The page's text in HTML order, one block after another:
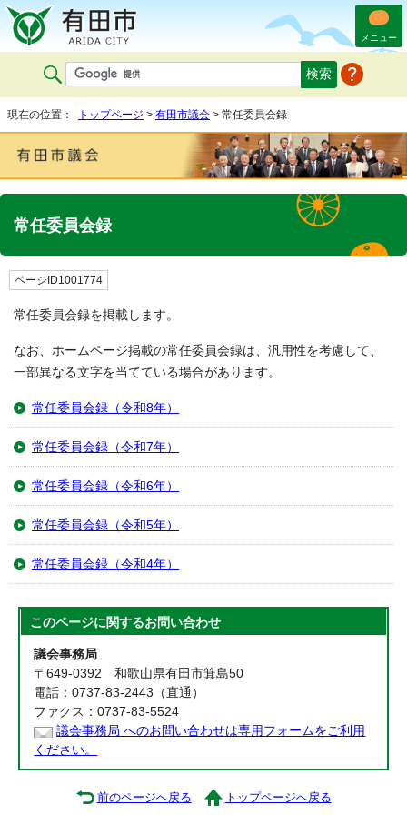
メニュー
現在の位置： トップページ > 有田市議会 > 常任委員会録
常任委員会録
ページID1001774
常任委員会録を掲載します。
なお、ホームページ掲載の常任委員会録は、汎用性を考慮して、
一部異なる文字を当てている場合があります。
常任委員会録（令和8年）
常任委員会録（令和7年）
常任委員会録（令和6年）
常任委員会録（令和5年）
常任委員会録（令和4年）
このページに関するお問い合わせ
議会事務局
〒649-0392 和歌山県有田市箕島50
電話：0737-83-2443（直通）
ファクス：0737-83-5524
議会事務局 へのお問い合わせは専用フォームをご利用
ください。
前のページへ戻る トップページへ戻る